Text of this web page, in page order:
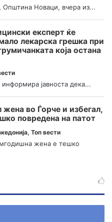
Општина Новаци, вчера из...
експерт ќе
лекарска грешка при
која остана
информира јавноста дека...
жена во Ѓорче и избегал,
повредена на патот
, Топ вести
жена е тешко